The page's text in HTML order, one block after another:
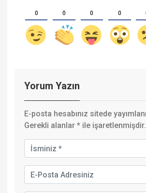
0 0 0 0
Yorum Yazın
E-posta hesabınız sitede
Gerekli alanlar * ile işaretlenmişdir.